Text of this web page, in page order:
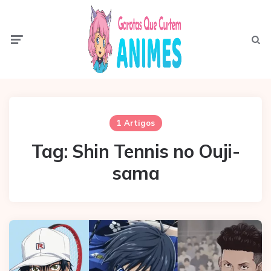
1 Artigos
Tag: Shin Tennis no Ouji-
sama